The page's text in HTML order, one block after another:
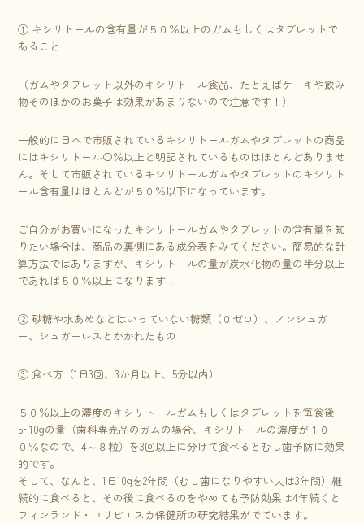
① キシリトールの含有量が５０％以上のガムもしくはタブレットで
あること
（ガムやタブレット以外のキシリトール食品、たとえばケーキや飲み
物そのほかのお菓子は効果があまりないので注意です！）
一般的に日本で市販されているキシリトールガムやタブレットの商品
にはキシリトール〇％以上と明記されているものはほとんどありませ
ん。そして市販されているキシリトールガムやタブレットのキシリト
ール含有量はほとんどが５０％以下になっています。
ご自分がお買いになったキシリトールガムやタブレットの含有量を知
りたい場合は、商品の裏側にある成分表をみてください。簡易的な計
算方法ではありますが、キシリトールの量が炭水化物の量の半分以上
であれば５０％以上になります！
② 砂糖や水あめなどはいっていない糖類（０ゼロ）、ノンシュガ
ー、シュガーレスとかかれたもの
③ 食べ方（1日3回、3か月以上、5分以内）
５０％以上の濃度のキシリトールガムもしくはタブレットを毎食後
5~10gの量（歯科専売品のガムの場合、キシリトールの濃度が１０
０％なので、4～８粒）を3回以上に分けて食べるとむし歯予防に効果
的です。
そして、なんと、1日10gを2年間（むし歯になりやすい人は3年間）継
続的に食べると、その後に食べるのをやめても予防効果は4年続くと
フィンランド・ユリビエスカ保健所の研究結果がでています。